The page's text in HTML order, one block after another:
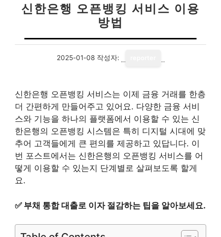
신한은행 오픈뱅킹 서비스 이용
방법
2025-01-08 작성자:
신한은행 오픈뱅킹 서비스는 이제 금융 거래를 한층
더 간편하게 만들어주고 있어요. 다양한 금융 서비
스와 기능을 하나의 플랫폼에서 이용할 수 있는 신
한은행의 오픈뱅킹 시스템은 특히 디지털 시대에 맞
추어 고객들에게 큰 편의를 제공하고 있답니다. 이
번 포스트에서는 신한은행의 오픈뱅킹 서비스를 어
떻게 이용할 수 있는지 단계별로 살펴보도록 할게
요.
✅ 부채 통합 대출로 이자 절감하는 팁을 알아보세요.